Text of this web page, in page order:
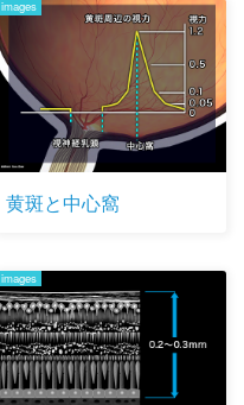
images
黄斑と中心窩
images